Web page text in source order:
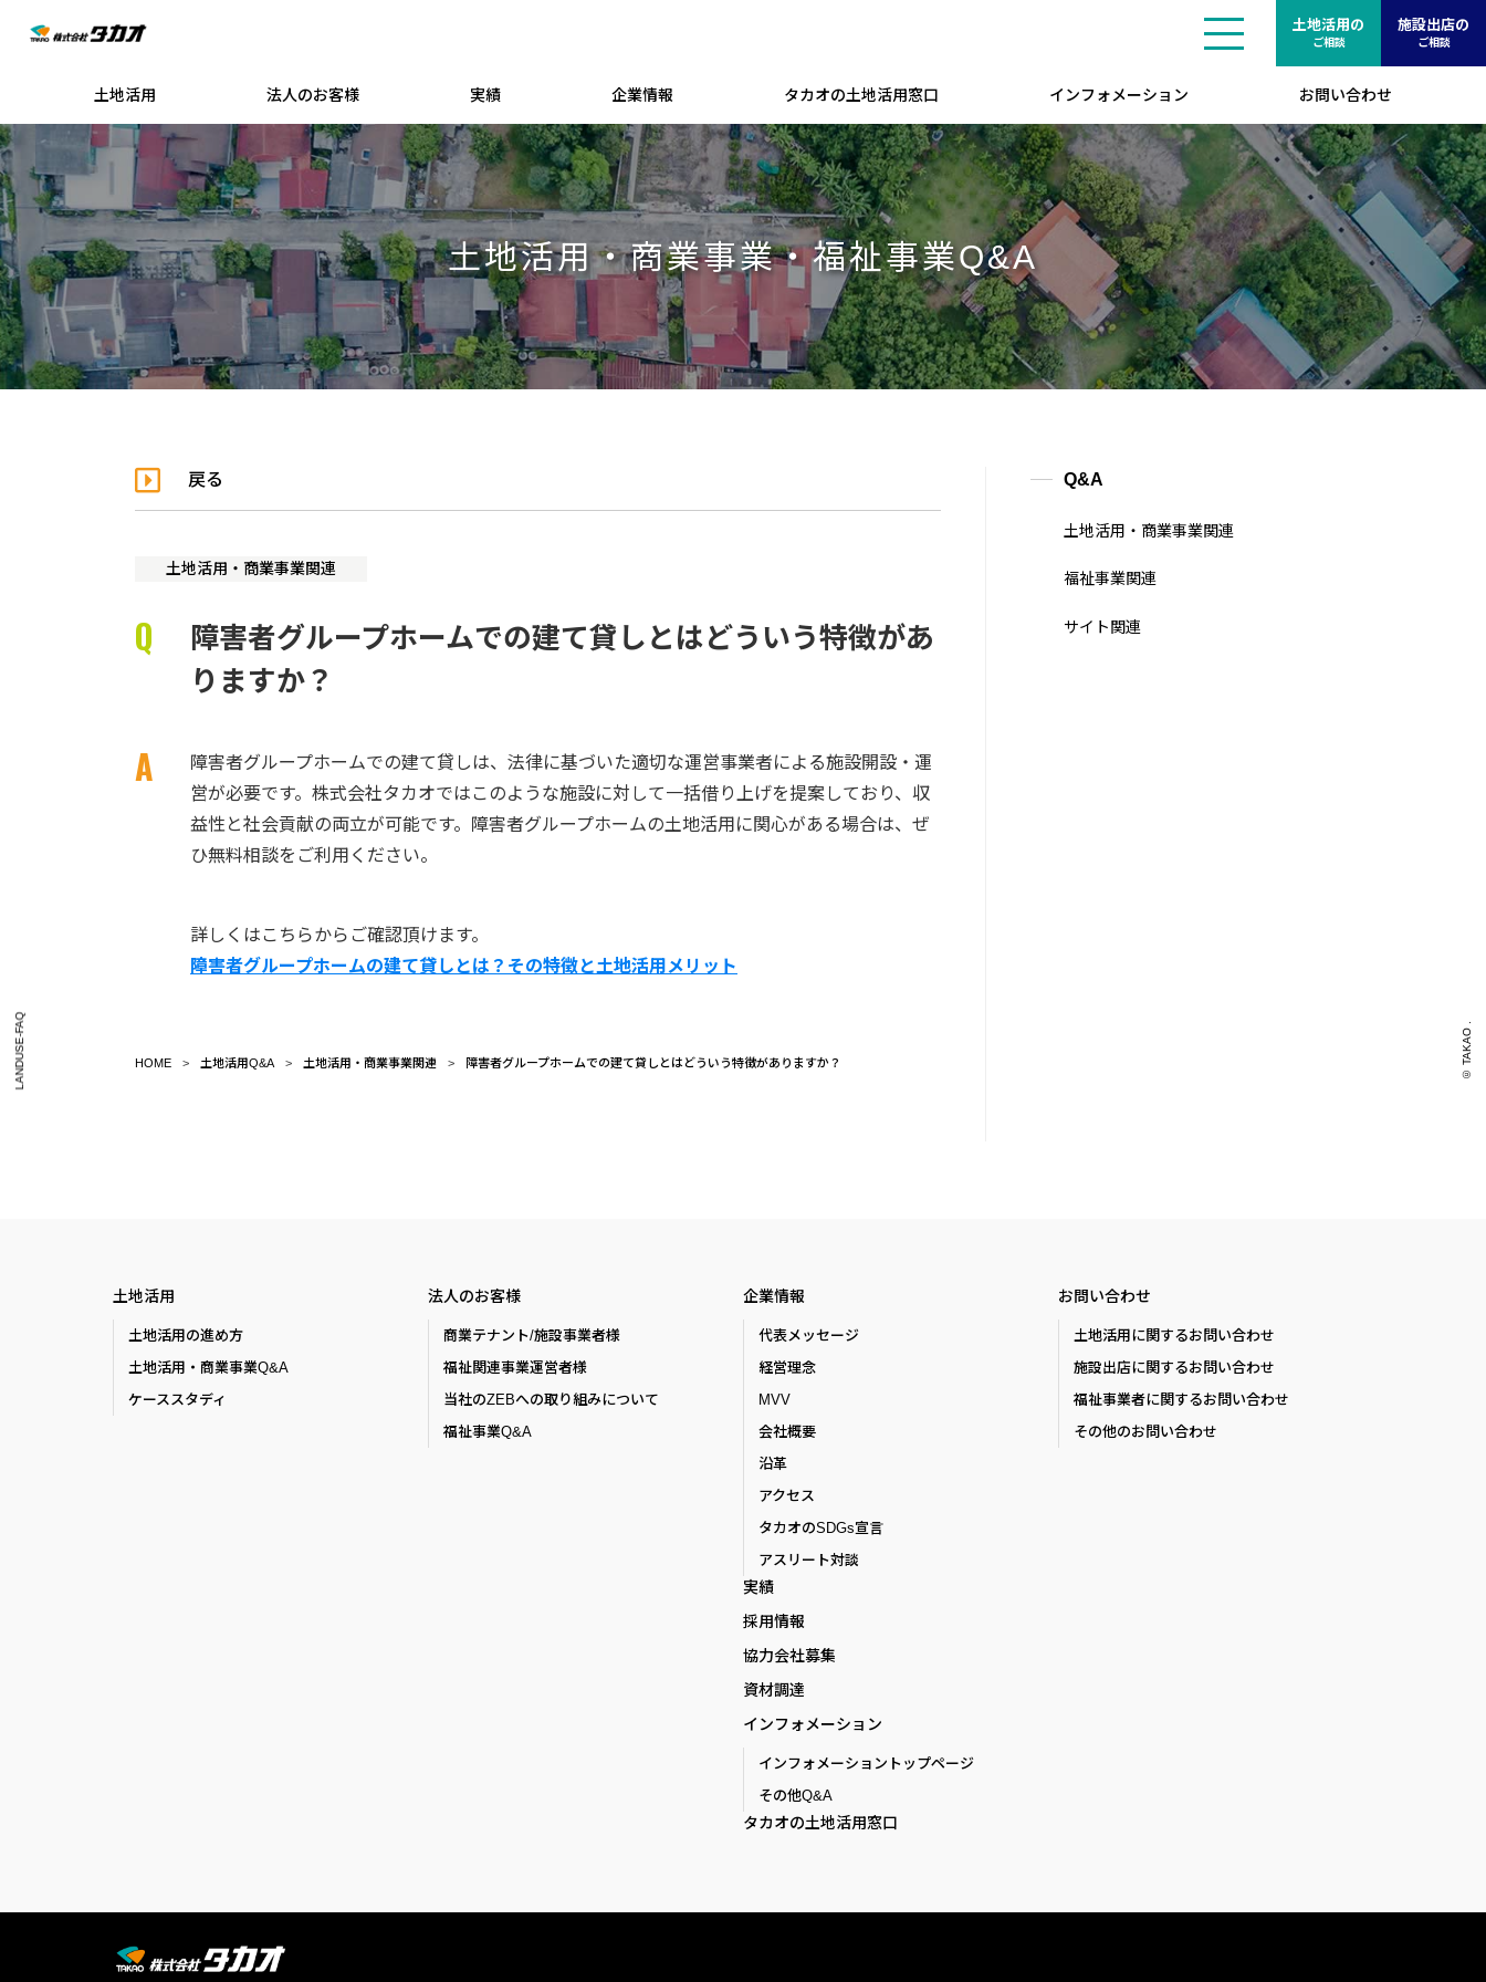
土地活用の
ご相談
施設出店の
ご相談
土地活用 法人のお客様 実績 企業情報 タカオの土地活用窓口 インフォメーション お問い合わせ
土地活用・商業事業・福祉事業Q&A
LANDUSE-FAQ
戻る
土地活用・商業事業関連
障害者グループホームでの建て貸しとはどういう特徴があ
りますか？
障害者グループホームでの建て貸しは、法律に基づいた適切な運営事業者による施設開設・運
営が必要です。株式会社タカオではこのような施設に対して一括借り上げを提案しており、収
益性と社会貢献の両立が可能です。障害者グループホームの土地活用に関心がある場合は、ぜ
ひ無料相談をご利用ください。
詳しくはこちらからご確認頂けます。
障害者グループホームの建て貸しとは？その特徴と土地活用メリット
HOME 土地活用Q&A 土地活用・商業事業関連 障害者グループホームでの建て貸しとはどういう特徴がありますか？
Q&A
土地活用・商業事業関連
福祉事業関連
サイト関連
土地活用
土地活用の進め方
土地活用・商業事業Q&A
ケーススタディ
法人のお客様
商業テナント/施設事業者様
福祉関連事業運営者様
当社のZEBへの取り組みについて
福祉事業Q&A
企業情報
代表メッセージ
経営理念
MVV
会社概要
沿革
アクセス
タカオのSDGs宣言
アスリート対談
実績
採用情報
協力会社募集
資材調達
インフォメーション
インフォメーショントップページ
その他Q&A
タカオの土地活用窓口
お問い合わせ
土地活用に関するお問い合わせ
施設出店に関するお問い合わせ
福祉事業者に関するお問い合わせ
その他のお問い合わせ
© TAKAO .